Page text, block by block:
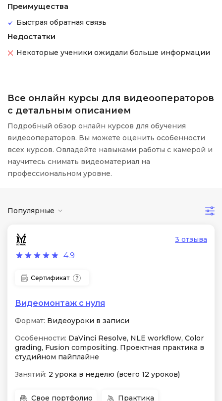
Преимущества
Быстрая обратная связь
Недостатки
Некоторые ученики ожидали больше информации
Все онлайн курсы для видеооператоров
с детальным описанием
Подробный обзор онлайн курсов для обучения
видеооператоров. Вы можете оценить особенности
всех курсов. Овладейте навыками работы с камерой и
научитесь снимать видеоматериал на
профессиональном уровне.
Популярные
4.9
3 отзыва
Сертификат
Видеомонтаж с нуля
Формат: Видеоуроки в записи
Особенности: DaVinci Resolve, NLE workflow, Color
grading, Fusion compositing. Проектная практика в
студийном пайплайне
Занятий: 2 урока в неделю (всего 12 уроков)
Свое портфолио Практика